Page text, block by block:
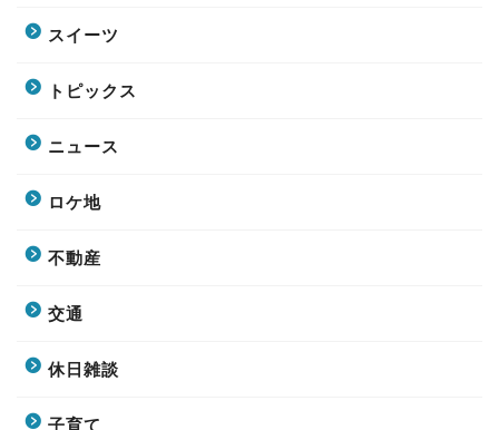
スイーツ
トピックス
ニュース
ロケ地
不動産
交通
休日雑談
子育て